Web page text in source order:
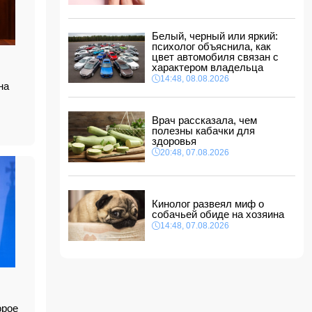
ФИФА выступила с заявлением на фоне
ВС РФ взяли под контроль Ивановку в
Харьковской области
14:04, 08.08.2026
14:00, 08.08.2026
Никол Пашинян позвонил Ильхаму Алиеву
12:48, 08.08.2026
СМИ: США ищут на Кубе фигуру для
повторения "венесуэльского сценария"
Белый, черный или яркий:
психолог объяснила, как
цвет автомобиля связан с
характером владельца
14:48, 08.08.2026
Врач рассказала, чем
полезны кабачки для
здоровья
20:48, 07.08.2026
Кинолог развеял миф о
собачьей обиде на хозяина
14:48, 07.08.2026